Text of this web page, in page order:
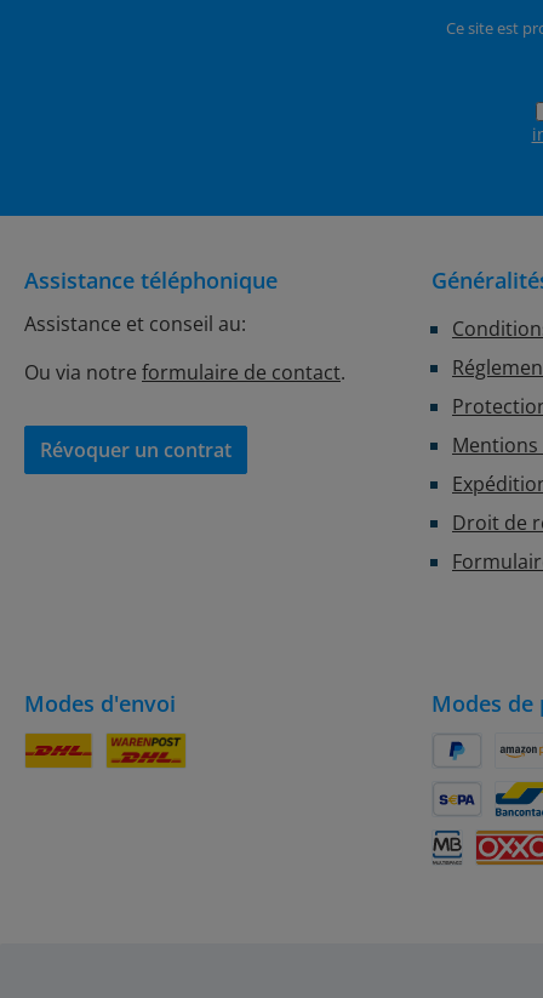
Ce site est
Assistance téléphonique
Assistance et conseil au:
Ou via notre formulaire de contact.
Révoquer un contrat
Mentions
Droit de
Modes d'envoi Modes de
SEPA